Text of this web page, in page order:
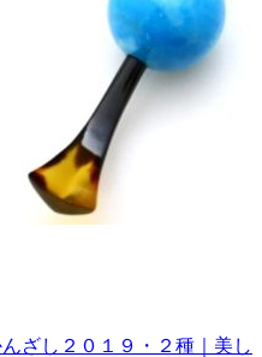
ざし２０１９・２種｜美し